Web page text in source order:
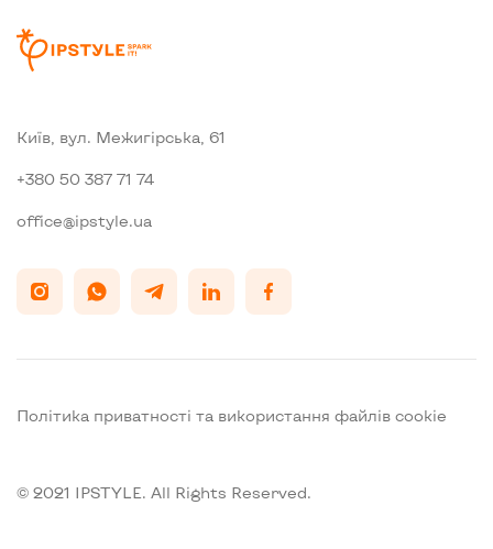
Київ, вул. Межигiрська, 61
+380 50 387 71 74
office@ipstyle.ua
Політика приватності та використання файлів cookie
© 2021 IPSTYLE. All Rights Reserved.